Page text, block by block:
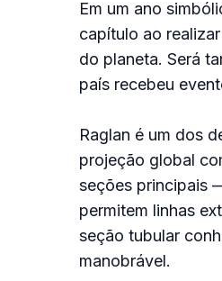
Em um ano
capítulo ao
do planeta. Será
país recebeu
Raglan é um dos
projeção global
seções principais
permitem linhas
seção tubular
manobrável.